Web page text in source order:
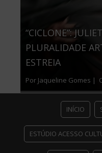
“CICLONE”:
PLURALIDADE
ESTREIA
Por Jaqueline Gomes |
INÍCIO
ESTÚDIO ACESSO